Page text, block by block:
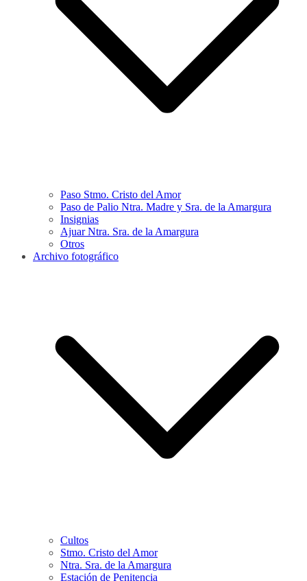
Paso Stmo. Cristo del Amor
Paso de Palio Ntra. Madre y Sra. de la Amargura
Insignias
Ajuar Ntra. Sra. de la Amargura
Otros
Archivo fotográfico
Cultos
Stmo. Cristo del Amor
Ntra. Sra. de la Amargura
Estación de Penitencia